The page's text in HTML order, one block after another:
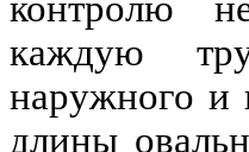
контролю
каждую
наружного и
длины